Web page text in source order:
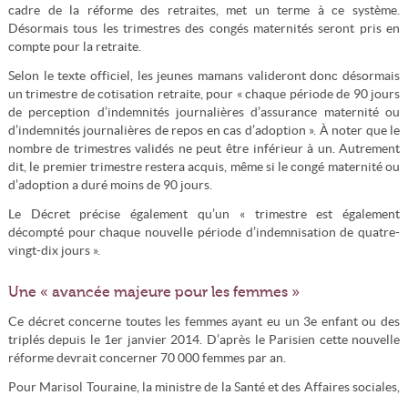
cadre de la réforme des retraites, met un terme à ce système.
Désormais tous les trimestres des congés maternités seront pris en
compte pour la retraite.
Selon le texte officiel, les jeunes mamans valideront donc désormais
un trimestre de cotisation retraite, pour « chaque période de 90 jours
de perception d’indemnités journalières d’assurance maternité ou
d’indemnités journalières de repos en cas d’adoption ». À noter que le
nombre de trimestres validés ne peut être inférieur à un. Autrement
dit, le premier trimestre restera acquis, même si le congé maternité ou
d’adoption a duré moins de 90 jours.
Le Décret précise également qu’un « trimestre est également
décompté pour chaque nouvelle période d’indemnisation de quatre-
vingt-dix jours ».
Une « avancée majeure pour les femmes »
Ce décret concerne toutes les femmes ayant eu un 3e enfant ou des
triplés depuis le 1er janvier 2014. D’après le Parisien cette nouvelle
réforme devrait concerner 70 000 femmes par an.
Pour Marisol Touraine, la ministre de la Santé et des Affaires sociales,